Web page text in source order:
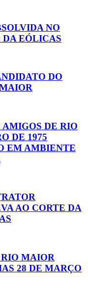
NO
DA EÓLICAS
DO
DE RIO
DE 1975
EM AMBIENTE
AO CORTE DA
RIO MAIOR
28 DE MARÇO